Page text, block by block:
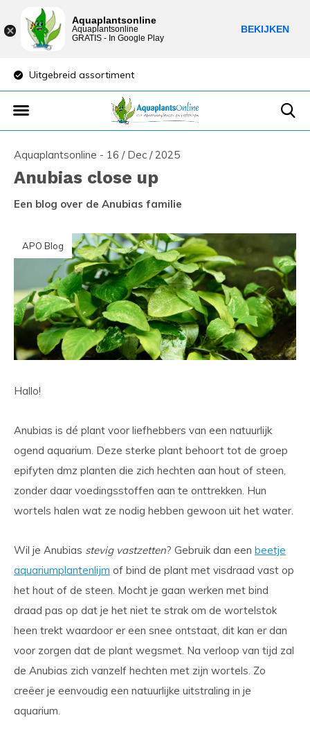
Uitgebreid assortiment
Aquaplantsonline - 16 / Dec / 2025
Anubias close up
Een blog over de Anubias familie
APO Blog
Hallo!
Anubias is dé plant voor liefhebbers van een natuurlijk
ogend aquarium. Deze sterke plant behoort tot de groep
epifyten dmz planten die zich hechten aan hout of steen,
zonder daar voedingsstoffen aan te onttrekken. Hun
wortels halen wat ze nodig hebben gewoon uit het water.
Wil je Anubias stevig vastzetten? Gebruik dan een beetje
aquariumplantenlijm of bind de plant met visdraad vast op
het hout of de steen. Mocht je gaan werken met bind
draad pas op dat je het niet te strak om de wortelstok
heen trekt waardoor er een snee ontstaat, dit kan er dan
voor zorgen dat de plant wegsmet. Na verloop van tijd zal
de Anubias zich vanzelf hechten met zijn wortels. Zo
creëer je eenvoudig een natuurlijke uitstraling in je
aquarium.
Aquaplantsonline
Aquaplantsonline
GRATIS - In Google Play
BEKIJKEN